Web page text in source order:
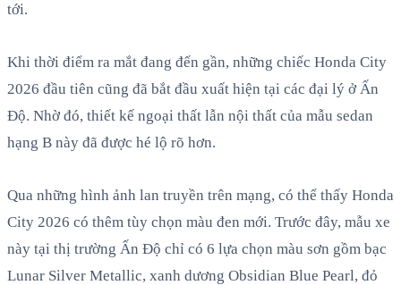
tới.
Khi thời điểm ra mắt đang đến gần, những chiếc Honda City
2026 đầu tiên cũng đã bắt đầu xuất hiện tại các đại lý ở Ấn
Độ. Nhờ đó, thiết kế ngoại thất lẫn nội thất của mẫu sedan
hạng B này đã được hé lộ rõ hơn.
Qua những hình ảnh lan truyền trên mạng, có thể thấy Honda
City 2026 có thêm tùy chọn màu đen mới. Trước đây, mẫu xe
này tại thị trường Ấn Độ chỉ có 6 lựa chọn màu sơn gồm bạc
Lunar Silver Metallic, xanh dương Obsidian Blue Pearl, đỏ